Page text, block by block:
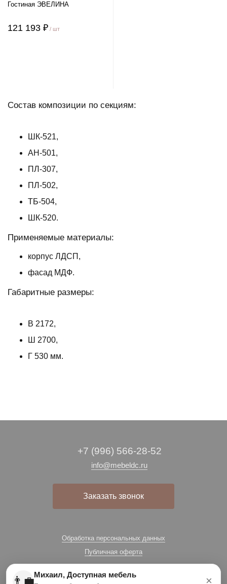
Гостиная ЭВЕЛИНА
121 193 ₽ / шт
Состав композиции по секциям:
ШК-521,
АН-501,
ПЛ-307,
ПЛ-502,
ТБ-504,
ШК-520.
Применяемые материалы:
корпус ЛДСП,
фасад МДФ.
Габаритные размеры:
В 2172,
Ш 2700,
Г 530 мм.
+7 (996) 566-28-52
info@mebeldc.ru
Заказать звонок
Обработка персональных данных
Публичная оферта
👨‍💼Михаил, Доступная мебель ×